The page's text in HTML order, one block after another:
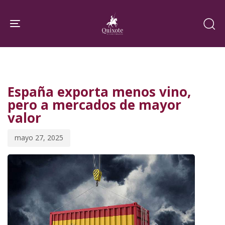
links
content
Toggle navigation
España exporta menos vino,
pero a mercados de mayor
valor
mayo 27, 2025